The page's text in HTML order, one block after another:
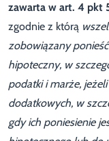
zawarta w art. 4 pkt
zgodnie z którą
zobowiązany
hipoteczny, w
podatki i marże,
dodatkowych, w
gdy ich poniesienie